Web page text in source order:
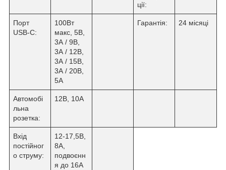
ції:
Порт
USB-C:
100Вт
макс, 5В,
3А / 9В,
3А / 12В,
3А / 15В,
3А / 20В,
5А
Гарантія: 24 місяці
Автомобі
льна
розетка:
12В, 10А
Вхід
постійног
о струму:
12-17,5В,
8А,
подвоєнн
я до 16А